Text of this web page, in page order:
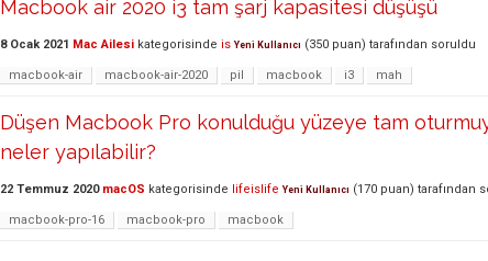
Macbook air 2020 i3 tam şarj kapasitesi düşüşü
8 Ocak 2021 Mac Ailesi kategorisinde is Yeni Kullanıcı (350 puan) tarafından soruldu
macbook-air macbook-air-2020 pil macbook i3 mah
Düşen Macbook Pro konulduğu yüzeye tam
neler yapılabilir?
22 Temmuz 2020 macOS kategorisinde lifeislife Yeni Kullanıcı (170 puan) tarafından
macbook-pro-16 macbook-pro macbook